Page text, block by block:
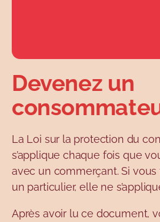
Devenez un
La Loi sur la protection du
s’applique chaque fois que
avec un commerçant. Si
un particulier, elle ne
Après avoir lu ce document,